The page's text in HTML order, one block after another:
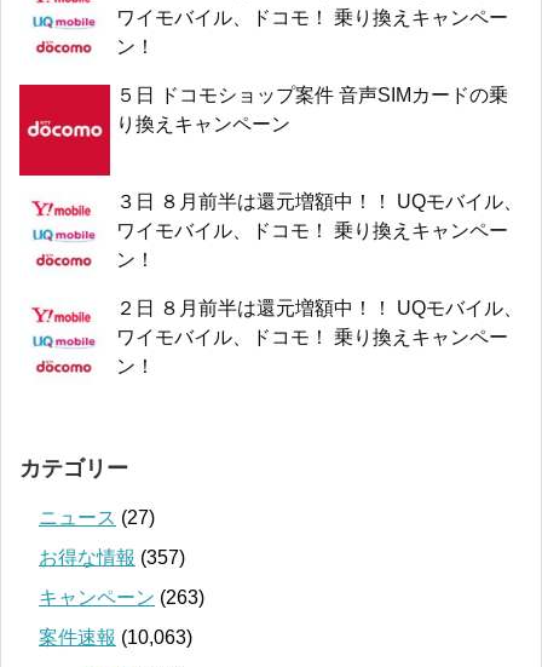
ワイモバイル、ドコモ！ 乗り換えキャンペー
ン！
５日 ドコモショップ案件 音声SIMカードの乗
り換えキャンペーン
３日 ８月前半は還元増額中！！ UQモバイル、
ワイモバイル、ドコモ！ 乗り換えキャンペー
ン！
２日 ８月前半は還元増額中！！ UQモバイル、
ワイモバイル、ドコモ！ 乗り換えキャンペー
ン！
カテゴリー
ニュース (27)
お得な情報 (357)
キャンペーン (263)
案件速報 (10,063)